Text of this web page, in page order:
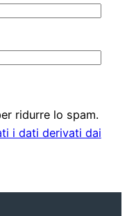
ridurre lo spam.
i dati derivati dai